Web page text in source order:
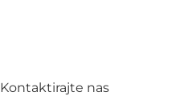
Kontaktirajte nas